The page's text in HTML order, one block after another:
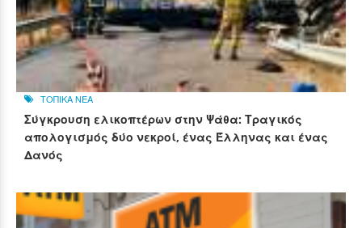
ΤΟΠΙΚΑ ΝΕΑ
Σύγκρουση ελικοπτέρων στην Ψάθα: Τραγικός
απολογισμός δύο νεκροί, ένας Έλληνας και ένας
Δανός